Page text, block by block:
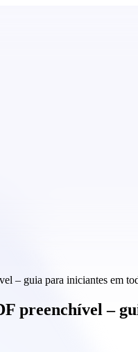
– guia para iniciantes em
preenchível –